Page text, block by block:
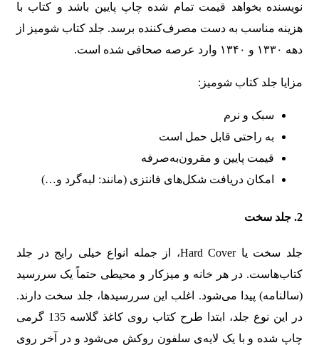
نویسنده بخواهد قیمت تمام شده چاپ پایین باشد و کتاب با
هزینه مناسب به دست مصرف‌کننده برسد. جلد کتاب شومیز از
دهه ۱۳۳۰ و ۱۳۴۰ وارد عرصه صحافی شده است.
مزایا جلد کتاب شومیز:
سبک و نرم
به راحتی قابل حمل است
قیمت پایین و مقرون‌به‌صرفه
امکان دریافت شکل‌های فانتزی (مانند: لبه‌گرد و…)
2. جلد سخت
جلد سخت یا Hard Cover، از جمله انواع خیلی رایج در جلد
کتاب‌هاست. در هر خانه و میزکار و محیطی حتماً یک سررسید
(سالنامه) پیدا می‌شود. اغلب این سررسیدها، جلد سخت دارند.
در این نوع جلد، ابتدا طرح کتاب روی کاغذ گلاسه 135 گرمی
چاپ شده و با یک لایه‌ی سلفون روکش می‌شود و در آخر روی